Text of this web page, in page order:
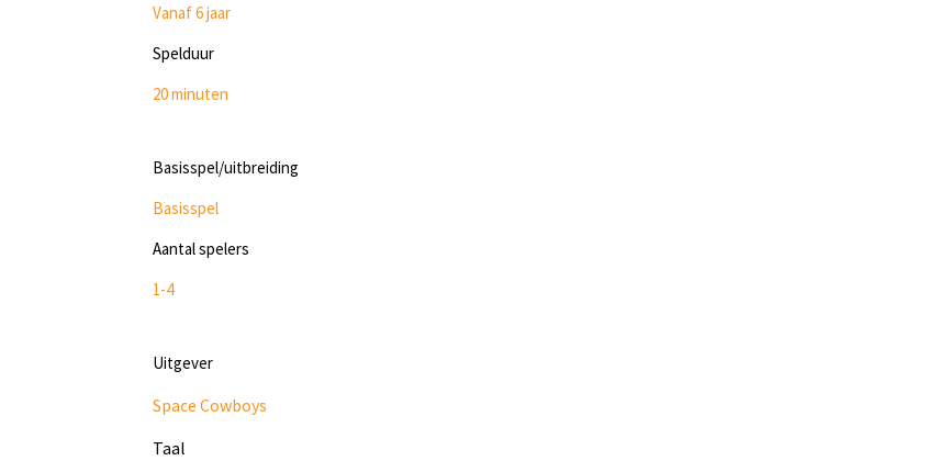
Vanaf 6 jaar
Spelduur
20 minuten
Basisspel/uitbreiding
Basisspel
Aantal spelers
1-4
Uitgever
Space Cowboys
Taal